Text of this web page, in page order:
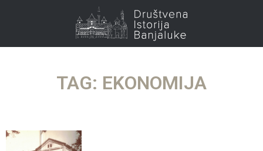
TAG: EKONOMIJA